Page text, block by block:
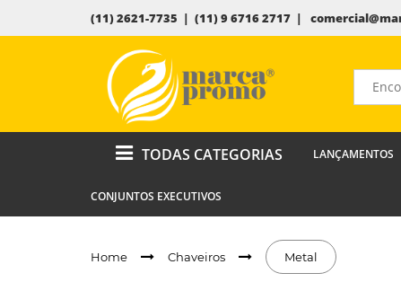
(11) 2621-7735 | (11) 9 6716 2717 |
TODAS CATEGORIAS LANÇAMENTOS
CONJUNTOS EXECUTIVOS
Home Chaveiros Metal